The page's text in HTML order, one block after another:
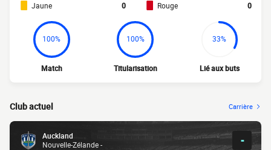
Jaune 0 Rouge 0
100%
Match
100%
Titularisation
33%
Lié aux buts
Club actuel Carrière
Auckland
Nouvelle-Zélande -
-